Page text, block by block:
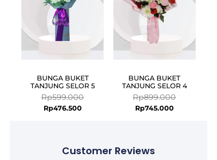
BUNGA BUKET
TANJUNG SELOR 5
Rp599.000
Rp476.500
BUNGA BUKET
TANJUNG SELOR 4
Rp899.000
Rp745.000
Customer Reviews